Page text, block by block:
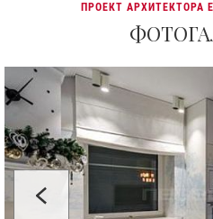
ПРОЕКТ АРХИТЕКТОРА